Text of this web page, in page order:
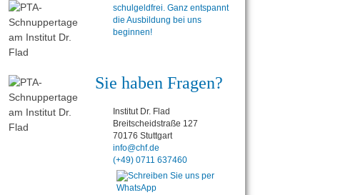
Sie haben Fragen?
Institut Dr. Flad
Breitscheidstraße 127
70176 Stuttgart
info@chf.de
(+49) 0711 637460